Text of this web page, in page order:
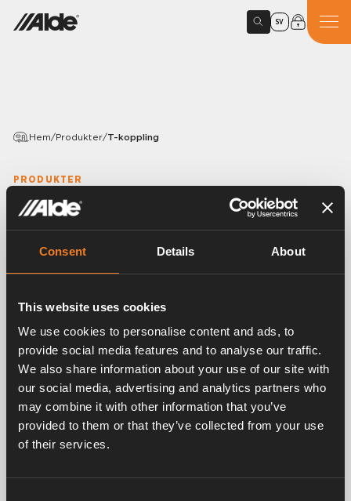
Consent Details About
This website uses cookies
We use cookies to personalise content and ads, to
provide social media features and to analyse our traffic.
We also share information about your use of our site with
our social media, advertising and analytics partners who
may combine it with other information that you’ve
provided to them or that they’ve collected from your use
of their services.
SV
Hem/Produkter/T-koppling
PRODUKTER
T-koppling
T-koppling i galvaniserat stål. Mässingskona. 25
st/förp.
Frågor & svar